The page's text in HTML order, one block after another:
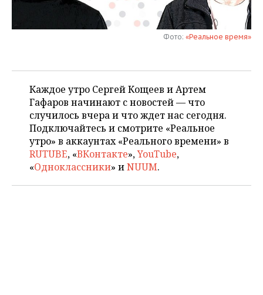
НЕФТЕХИМИЯ
НЕФТЬ
ЭНЕРГЕТИКА
РОЗНИЧНАЯ ТОРГОВЛЯ
НОВОСТИ ТЕХНОЛОГИЙ
ТЕЛЕКОММУНИКАЦИИ
МЕРОПРИЯТИЯ
БИЗНЕС-БРАНЧИ
ONLINE-КОНФЕРЕНЦИИ
ОТКРЫТАЯ ЛЕКЦИЯ
ФУТБОЛ
ХОККЕЙ
БАСКЕТБОЛ
ВОЛЕЙБОЛ
НОВОСТИ ОБЩЕСТВА
ВЛАСТЬ
ИНФРАСТРУКТУРА
ИСТОРИЯ
ФОТОГАЛЕРЕЯ
СЮЖЕТЫ
СПРАВОЧНИК
СПИСОК ПЕРСОН
ПОЛНАЯ ВЕРСИЯ
Фото: «Реальное время»
Каждое утро Сергей Кощеев и Артем
Гафаров начинают с новостей — что
случилось вчера и что ждет нас сегодня.
Подключайтесь и смотрите «Реальное
утро» в аккаунтах «Реального времени» в
RUTUBE, «ВКонтакте»,YouTube,
«Одноклассники» иNUUM.